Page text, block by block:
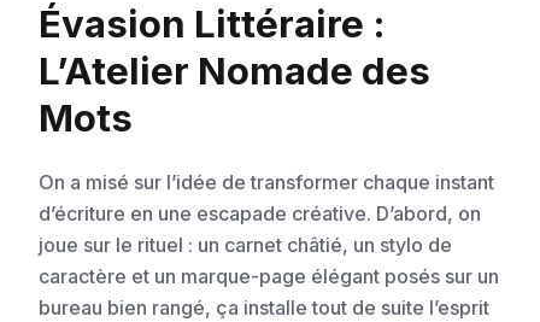
Évasion Littéraire :
L’Atelier Nomade des
Mots
On a misé sur l’idée de transformer chaque instant
d’écriture en une escapade créative. D’abord, on
joue sur le rituel : un carnet châtié, un stylo de
caractère et un marque-page élégant posés sur un
bureau bien rangé, ça installe tout de suite l’esprit